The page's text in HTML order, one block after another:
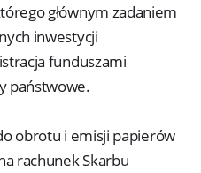
głównym zadaniem
inwestycji
funduszami
państwowe.
obrotu i emisji papierów
rachunek Skarbu